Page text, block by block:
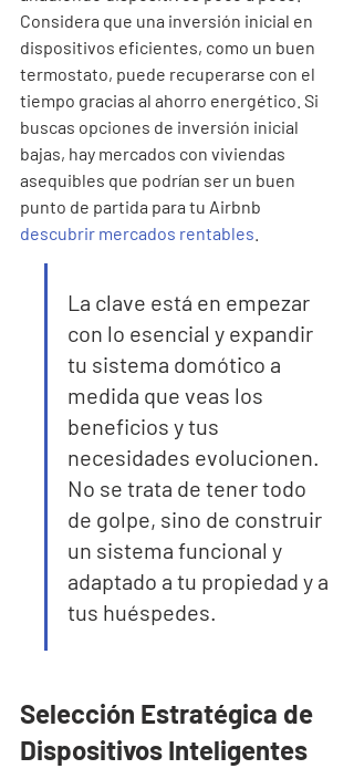
Considera que una inversión inicial en
dispositivos eficientes, como un buen
termostato, puede recuperarse con el
tiempo gracias al ahorro energético. Si
buscas opciones de inversión inicial
bajas, hay mercados con viviendas
asequibles que podrían ser un buen
punto de partida para tu Airbnb
descubrir mercados rentables
La clave está en empezar
con lo esencial y expandir
tu sistema domótico a
medida que veas los
beneficios y tus
necesidades evolucionen.
No se trata de tener todo
de golpe, sino de construir
un sistema funcional y
adaptado a tu propiedad y a
tus huéspedes.
Selección Estratégica de
Dispositivos Inteligentes